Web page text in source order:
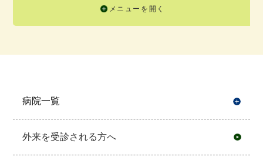
メニューを開く
病院一覧
外来を受診される方へ